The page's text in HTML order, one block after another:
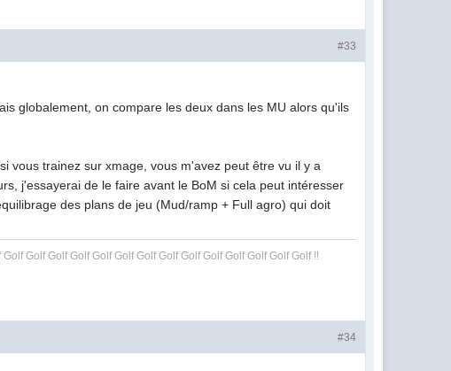
#33
globalement, on compare les deux dans les MU alors qu'ils
vous trainez sur xmage, vous m'avez peut être vu il y a
j'essayerai de le faire avant le BoM si cela peut intéresser
des plans de jeu (Mud/ramp + Full agro) qui doit
Golf Golf Golf Golf Golf Golf Golf Golf Golf Golf Golf Golf Golf !!
#34